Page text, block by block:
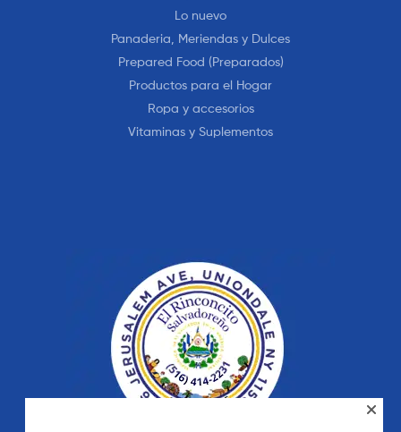
Lo nuevo
Panaderia, Meriendas y Dulces
Prepared Food (Preparados)
Productos para el Hogar
Ropa y accesorios
Vitaminas y Suplementos